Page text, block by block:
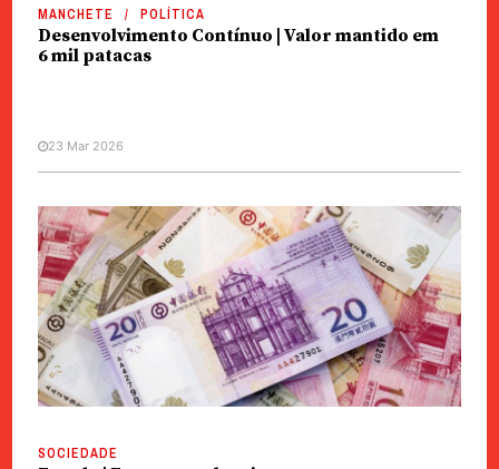
MANCHETE POLÍTICA
Desenvolvimento Contínuo | Valor mantido em
6 mil patacas
23 Mar 2026
SOCIEDADE